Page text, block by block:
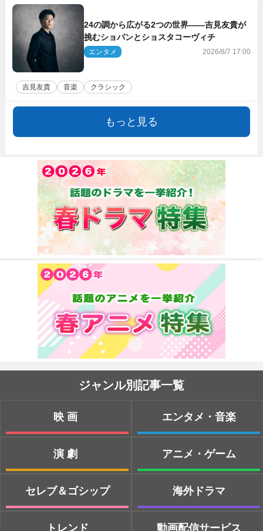
24の調から広がる2つの世界――吉見友貴が
挑むショパンとショスタコーヴィチ
エンタメ 2026/8/7 17:00
吉見友貴 音楽 クラシック
もっと見る
ジャンル別記事一覧
映画
演劇
セレブ＆ゴシップ
トレンド
エンタメ・音楽
アニメ・ゲーム
海外ドラマ
動画配信サービス